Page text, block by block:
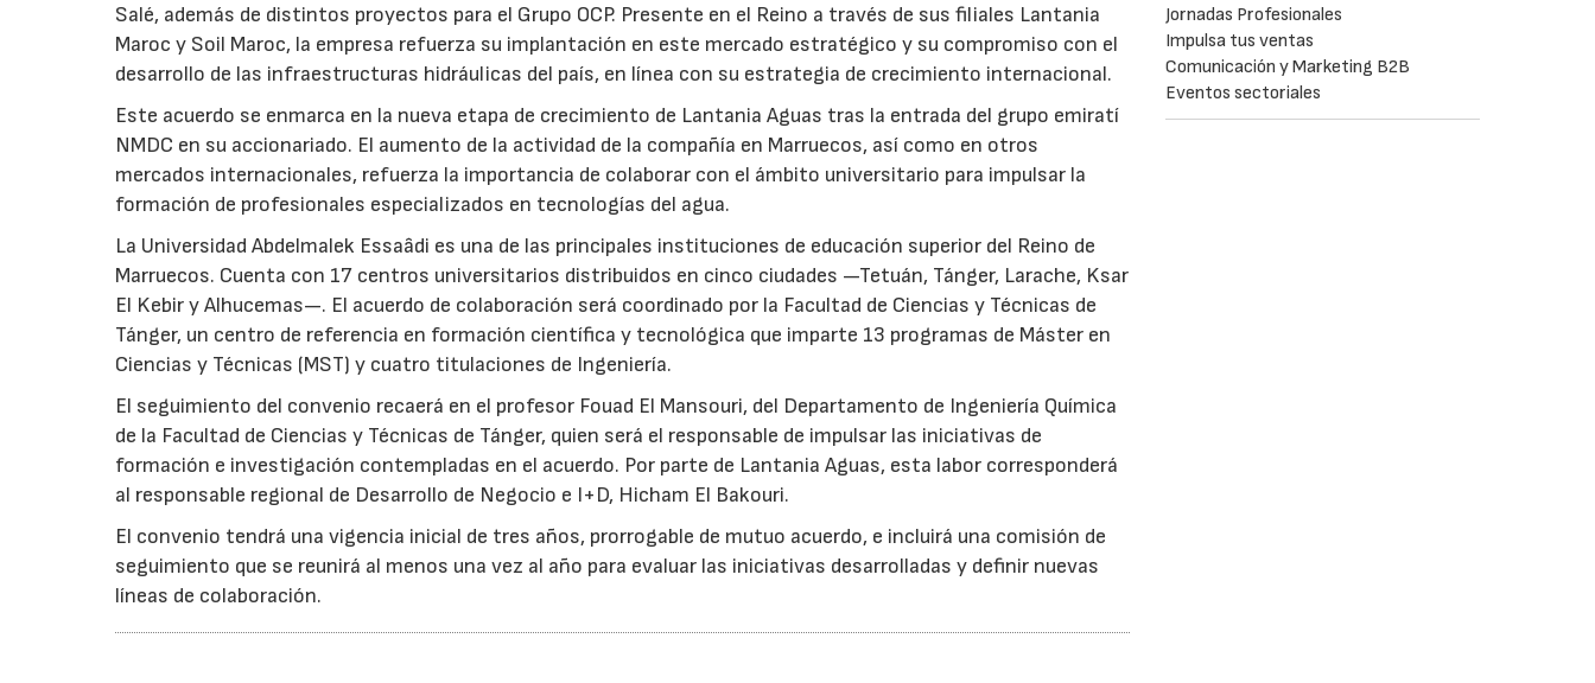
Salé, además de distintos proyectos para el Grupo OCP. Presente en el Reino a través de sus filiales Lantania
Maroc y Soil Maroc, la empresa refuerza su implantación en este mercado estratégico y su compromiso con el
desarrollo de las infraestructuras hidráulicas del país, en línea con su estrategia de crecimiento internacional.
Este acuerdo se enmarca en la nueva etapa de crecimiento de Lantania Aguas tras la entrada del grupo emiratí
NMDC en su accionariado. El aumento de la actividad de la compañía en Marruecos, así como en otros
mercados internacionales, refuerza la importancia de colaborar con el ámbito universitario para impulsar la
formación de profesionales especializados en tecnologías del agua.
La Universidad Abdelmalek Essaâdi es una de las principales instituciones de educación superior del Reino de
Marruecos. Cuenta con 17 centros universitarios distribuidos en cinco ciudades —Tetuán, Tánger, Larache, Ksar
El Kebir y Alhucemas—. El acuerdo de colaboración será coordinado por la Facultad de Ciencias y Técnicas de
Tánger, un centro de referencia en formación científica y tecnológica que imparte 13 programas de Máster en
Ciencias y Técnicas (MST) y cuatro titulaciones de Ingeniería.
El seguimiento del convenio recaerá en el profesor Fouad El Mansouri, del Departamento de Ingeniería Química
de la Facultad de Ciencias y Técnicas de Tánger, quien será el responsable de impulsar las iniciativas de
formación e investigación contempladas en el acuerdo. Por parte de Lantania Aguas, esta labor corresponderá
al responsable regional de Desarrollo de Negocio e I+D, Hicham El Bakouri.
El convenio tendrá una vigencia inicial de tres años, prorrogable de mutuo acuerdo, e incluirá una comisión de
seguimiento que se reunirá al menos una vez al año para evaluar las iniciativas desarrolladas y definir nuevas
líneas de colaboración.
Jornadas Profesionales
Impulsa tus ventas
Comunicación y Marketing B2B
Eventos sectoriales